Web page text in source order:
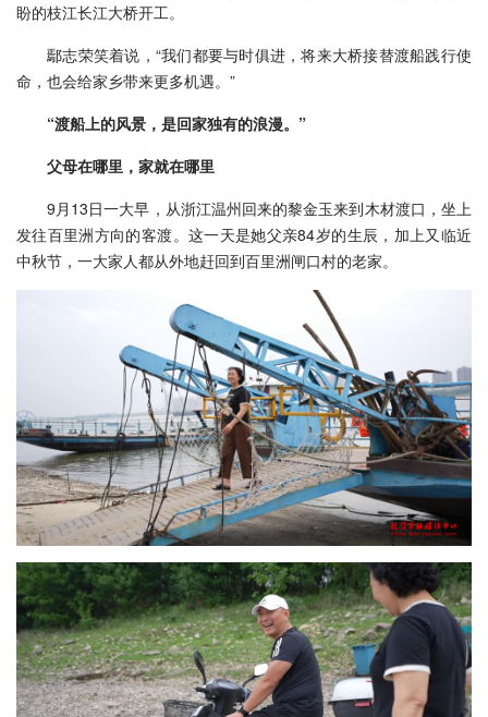
盼的枝江长江大桥开工。
鄢志荣笑着说，“我们都要与时俱进，将来大桥接替渡船践行使
命，也会给家乡带来更多机遇。”
“渡船上的风景，是回家独有的浪漫。”
父母在哪里，家就在哪里
9月13日一大早，从浙江温州回来的黎金玉来到木材渡口，坐上
发往百里洲方向的客渡。这一天是她父亲84岁的生辰，加上又临近
中秋节，一大家人都从外地赶回到百里洲闸口村的老家。